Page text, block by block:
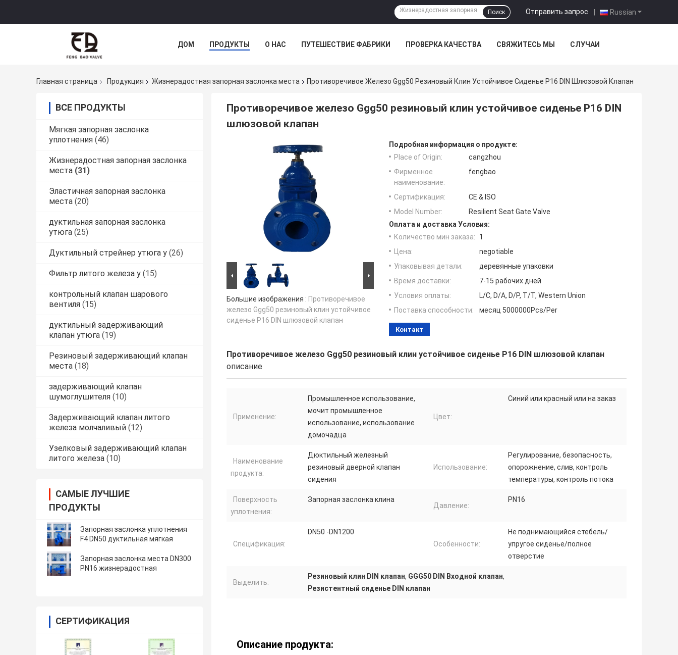
Russian
Отправить запрос |
Поиск
ДОМ ПРОДУКТЫ О НАС ПУТЕШЕСТВИЕ ФАБРИКИ ПРОВЕРКА КАЧЕСТВА СВЯЖИТЕСЬ МЫ СЛУЧАИ
Главная страница Продукция Жизнерадостная запорная заслонка места Противоречивое Железо Ggg50 Резиновый Клин Устойчивое Сиденье P16 DIN Шлюзовой Клапан
ВСЕ ПРОДУКТЫ
Мягкая запорная заслонка
уплотнения (46)
Жизнерадостная запорная заслонка
места (31)
Эластичная запорная заслонка
места (20)
дуктильная запорная заслонка
утюга (25)
Дуктильный стрейнер утюга y (26)
Фильтр литого железа y (15)
контрольный клапан шарового
вентиля (15)
дуктильный задерживающий
клапан утюга (19)
Резиновый задерживающий клапан
места (18)
задерживающий клапан
шумоглушителя (10)
Задерживающий клапан литого
железа молчаливый (12)
Узелковый задерживающий клапан
литого железа (10)
САМЫЕ ЛУЧШИЕ
ПРОДУКТЫ
Запорная заслонка уплотнения
F4 DN50 дуктильная мягкая
Запорная заслонка места DN300
PN16 жизнерадостная
СЕРТИФИКАЦИЯ
Противоречивое железо Ggg50 резиновый клин устойчивое сиденье P16 DIN
шлюзовой клапан
Большие изображения : Противоречивое
железо Ggg50 резиновый клин устойчивое
сиденье P16 DIN шлюзовой клапан
Подробная информация о продукте:
Place of Origin:
cangzhou
Фирменное
наименование:
fengbao
Сертификация:
CE & ISO
Model Number:
Resilient Seat Gate Valve
Оплата и доставка Условия:
Количество мин заказа:
1
Цена:
negotiable
Упаковывая детали:
деревянные упаковки
Время доставки:
7-15 рабочих дней
Условия оплаты:
L/C, D/A, D/P, T/T, Western Union
Поставка способности:
месяц 5000000Pcs/Per
Контакт
Противоречивое железо Ggg50 резиновый клин устойчивое сиденье P16 DIN шлюзовой клапан
описание
Применение:
Промышленное использование,
мочит промышленное
использование, использование
домочадца
Цвет:
Синий или красный или на заказ
Наименование
продукта:
Дюктильный железный
резиновый дверной клапан
сидения
Использование:
Регулирование, безопасность,
опорожнение, слив, контроль
температуры, контроль потока
Поверхность
уплотнения:
Запорная заслонка клина
Давление:
PN16
Спецификация:
DN50 -DN1200
Особенности:
Не поднимающийся стебель/
упругое сиденье/полное
отверстие
Выделить:
Резиновый клин DIN клапан, GGG50 DIN Входной клапан,
Резистентный сиденье DIN клапан
Описание продукта: